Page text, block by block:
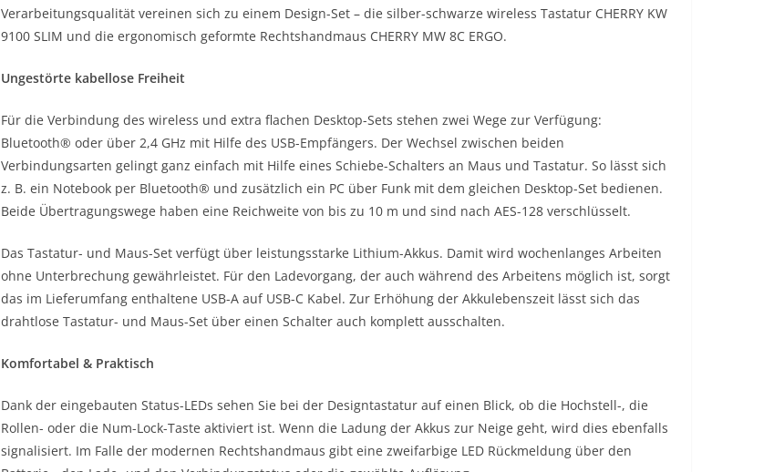
Verarbeitungsqualität vereinen sich zu einem Design-Set – die silber-schwarze wireless Tastatur CHERRY KW
9100 SLIM und die ergonomisch geformte Rechtshandmaus CHERRY MW 8C ERGO.
Ungestörte kabellose Freiheit
Für die Verbindung des wireless und extra flachen Desktop-Sets stehen zwei Wege zur Verfügung:
Bluetooth® oder über 2,4 GHz mit Hilfe des USB-Empfängers. Der Wechsel zwischen beiden
Verbindungsarten gelingt ganz einfach mit Hilfe eines Schiebe-Schalters an Maus und Tastatur. So lässt sich
z. B. ein Notebook per Bluetooth® und zusätzlich ein PC über Funk mit dem gleichen Desktop-Set bedienen.
Beide Übertragungswege haben eine Reichweite von bis zu 10 m und sind nach AES-128 verschlüsselt.
Das Tastatur- und Maus-Set verfügt über leistungsstarke Lithium-Akkus. Damit wird wochenlanges Arbeiten
ohne Unterbrechung gewährleistet. Für den Ladevorgang, der auch während des Arbeitens möglich ist, sorgt
das im Lieferumfang enthaltene USB-A auf USB-C Kabel. Zur Erhöhung der Akkulebenszeit lässt sich das
drahtlose Tastatur- und Maus-Set über einen Schalter auch komplett ausschalten.
Komfortabel & Praktisch
Dank der eingebauten Status-LEDs sehen Sie bei der Designtastatur auf einen Blick, ob die Hochstell-, die
Rollen- oder die Num-Lock-Taste aktiviert ist. Wenn die Ladung der Akkus zur Neige geht, wird dies ebenfalls
signalisiert. Im Falle der modernen Rechtshandmaus gibt eine zweifarbige LED Rückmeldung über den